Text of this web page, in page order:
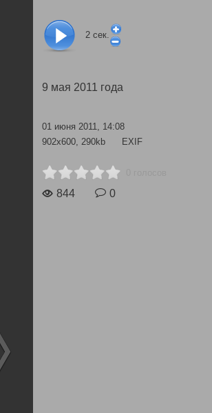
2 сек.
9 мая 2011 года
01 июня 2011, 14:08
902x600, 290kb
EXIF
844 0